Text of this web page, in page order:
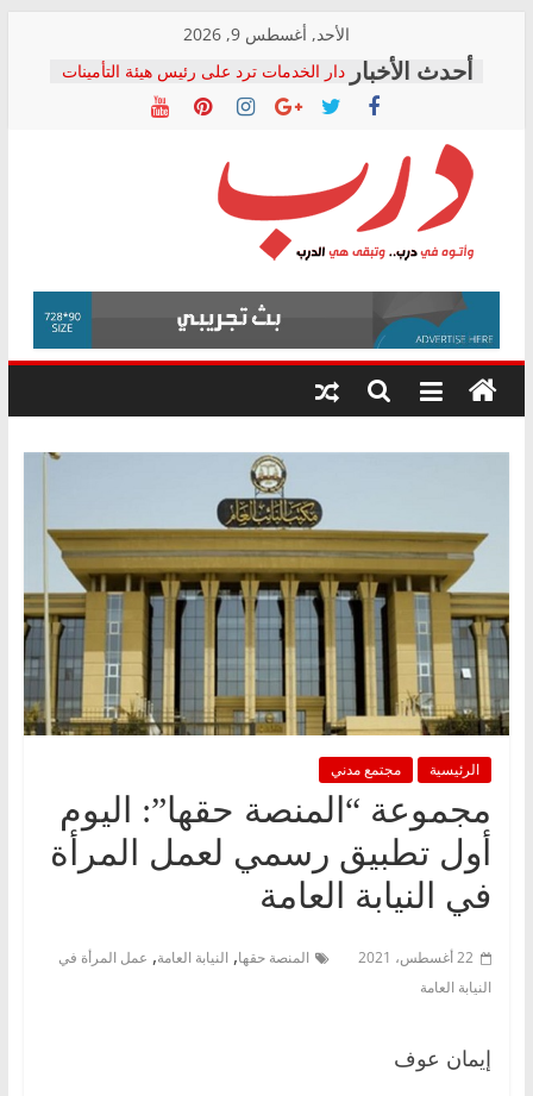
content
الأحد, أغسطس 9, 2026
دار الخدمات ترد على رئيس هيئة التأمينات
بعد مؤتمره الصحفي: إنكار الأزمة لا ينهي
معاناة أصحاب المعاشات.. ونطالب بكشف
فرحات سليمان يكتب: القطاع الصحي إلى
أين؟
حزب التحالف الشعبي يطلق لجنة “الحق
في الصحة” بالإسكندرية لرصد الانتهاكات
ودعم المرضى
الوزاري لمدينة الصحفيين.. وانتهاء أعمال
إنشاء المبنى الإداري
المجلس القومي لحقوق الإنسان يعلن
متابعة قضية الدكتور محمد زهران.. ويؤكد:
قرينة البراءة وضمانات المحاكمة العادلة
درب
وأتوه
درب..
وتبقى
هي
الرئيسية مجتمع مدني
مجموعة “المنصة حقها”: اليوم
أول تطبيق رسمي لعمل المرأة
في النيابة العامة
22 أغسطس، 2021 المنصة حقها, النيابة العامة, عمل المرأة في
النيابة العامة
إيمان عوف